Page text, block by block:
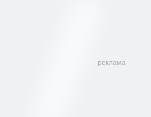
реклама